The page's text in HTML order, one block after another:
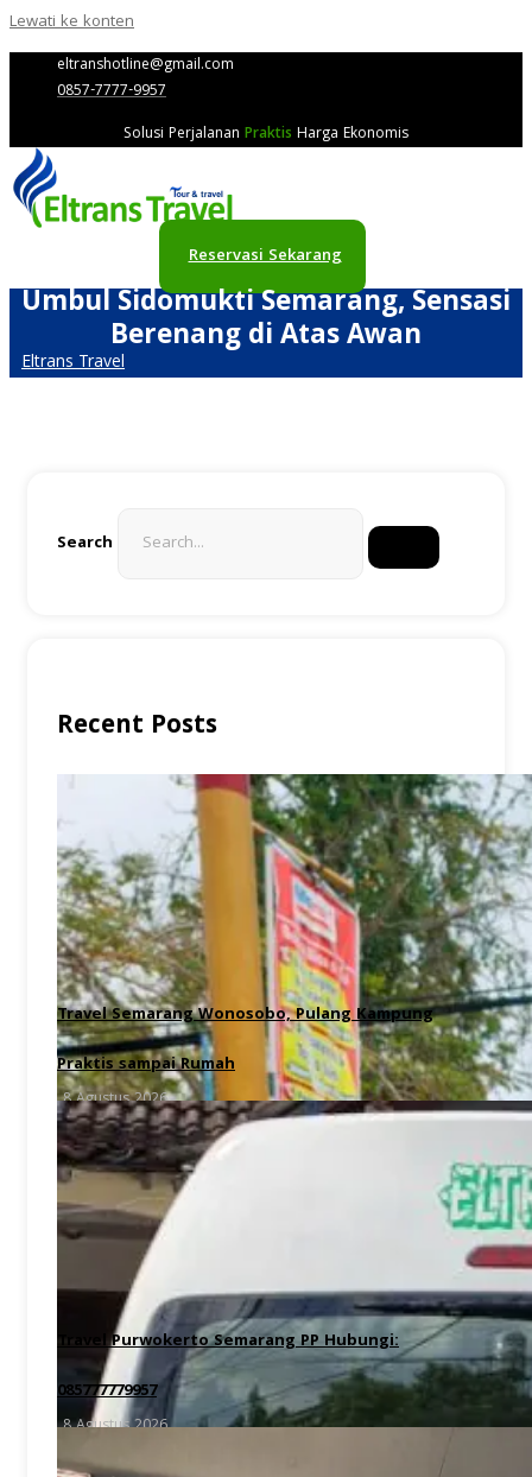
Lewati ke konten
eltranshotline@gmail.com
0857-7777-9957
Solusi Perjalanan Praktis Harga Ekonomis
Reservasi Sekarang
Umbul Sidomukti Semarang, Sensasi
Berenang di Atas Awan
Eltrans Travel
Search
Recent Posts
Travel Semarang Wonosobo, Pulang Kampung
Praktis sampai Rumah
8 Agustus 2026
Travel Purwokerto Semarang PP Hubungi:
085777779957
8 Agustus 2026